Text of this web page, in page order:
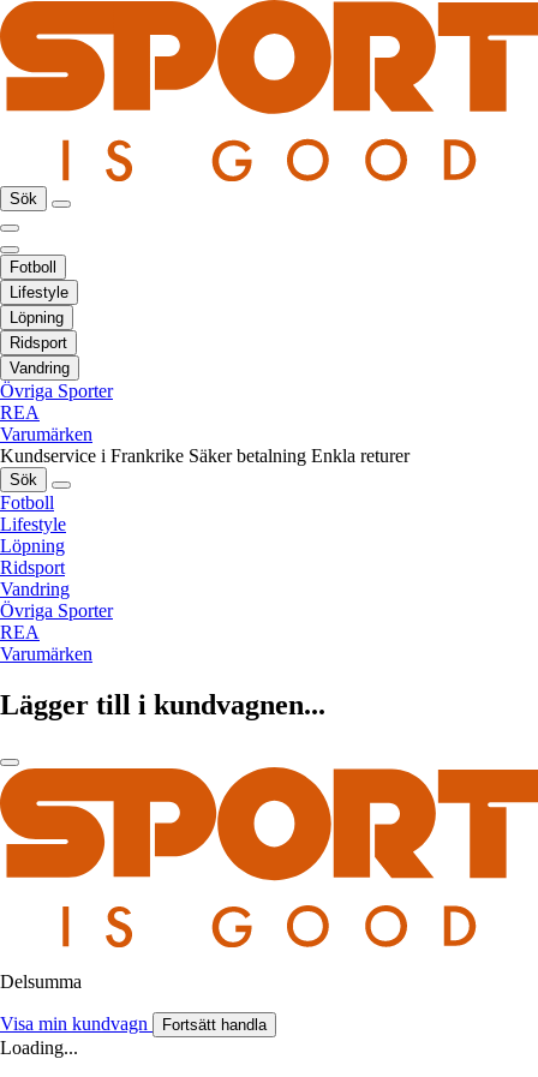
Sök
Fotboll
Lifestyle
Löpning
Ridsport
Vandring
Övriga Sporter
REA
Varumärken
Kundservice i Frankrike Säker betalning Enkla returer
Sök
Fotboll
Lifestyle
Löpning
Ridsport
Vandring
Övriga Sporter
REA
Varumärken
Lägger till i kundvagnen...
Delsumma
Visa min kundvagn Fortsätt handla
Loading...